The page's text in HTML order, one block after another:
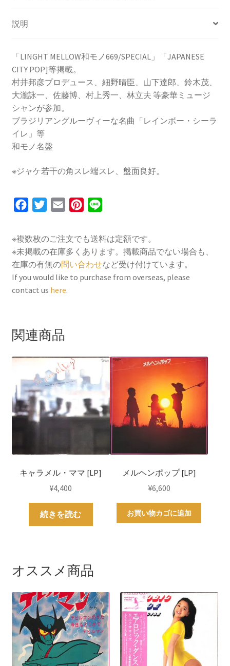
説明
「LINGHT MELLOW和モノ669/SPECIAL」「JAPANESE
CITY POP]等掲載。
村井邦彦プロデュース、細野晴臣、山下達郎、鈴木茂、
大瀧詠一、佐藤博、村上秀一、林立夫 等豪華ミュージ
シャンが参加。
ブラジリアングルーヴィーな名曲「レインボー・シーラ
イレ」等
和モノ名盤
※ジャケ若干の角スレ端スレ、盤面良好。
c
e
b
o
o
t
t
e
r
a
i
l
n
t
e
r
n
e
※複数枚のご注文でも送料は定額です。
※未掲載の在庫多くあります。掲載商品でない場合も、
在庫の有無の問い合わせなど受け付けています。
If you would like to purchase from overseas, please
contact us here.
関連商品
キャラメル・ママ [LP]
¥4,400
続きを読む
メルヘンポップ [LP]
¥6,600
お買い物カゴに追加
オススメ商品